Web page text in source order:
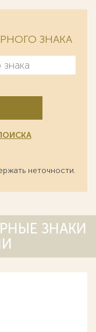
ЗНАКА
неточности.
ЗНАКИ